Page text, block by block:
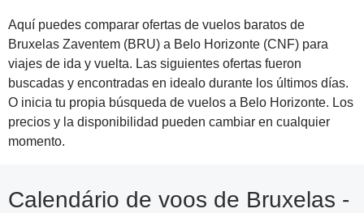
Aquí puedes comparar ofertas de vuelos baratos de
Bruxelas Zaventem (BRU) a Belo Horizonte (CNF) para
viajes de ida y vuelta. Las siguientes ofertas fueron
buscadas y encontradas en idealo durante los últimos días.
O inicia tu propia búsqueda de vuelos a Belo Horizonte. Los
precios y la disponibilidad pueden cambiar en cualquier
momento.
Calendário de voos de Bruxelas -